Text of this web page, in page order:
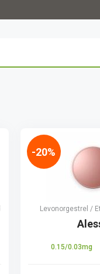
Levonorgestrel /
0.15/0.03mg
-20%